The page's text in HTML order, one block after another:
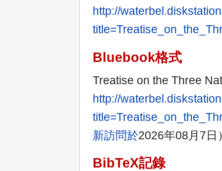
http://
Bluebook格式
Treatise on the Three
http://
新訪問於2026年08月7日
BibTeX記錄